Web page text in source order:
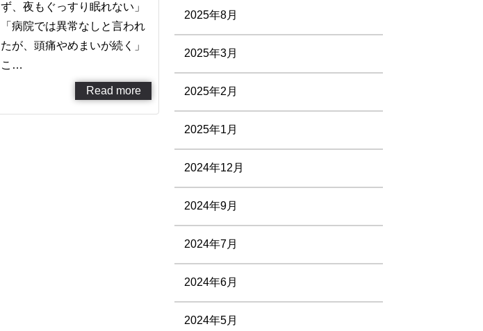
ず、夜もぐっすり眠れない」
「病院では異常なしと言われ
たが、頭痛やめまいが続く」
こ…
Read more
2025年8月
2025年3月
2025年2月
2025年1月
2024年12月
2024年9月
2024年7月
2024年6月
2024年5月